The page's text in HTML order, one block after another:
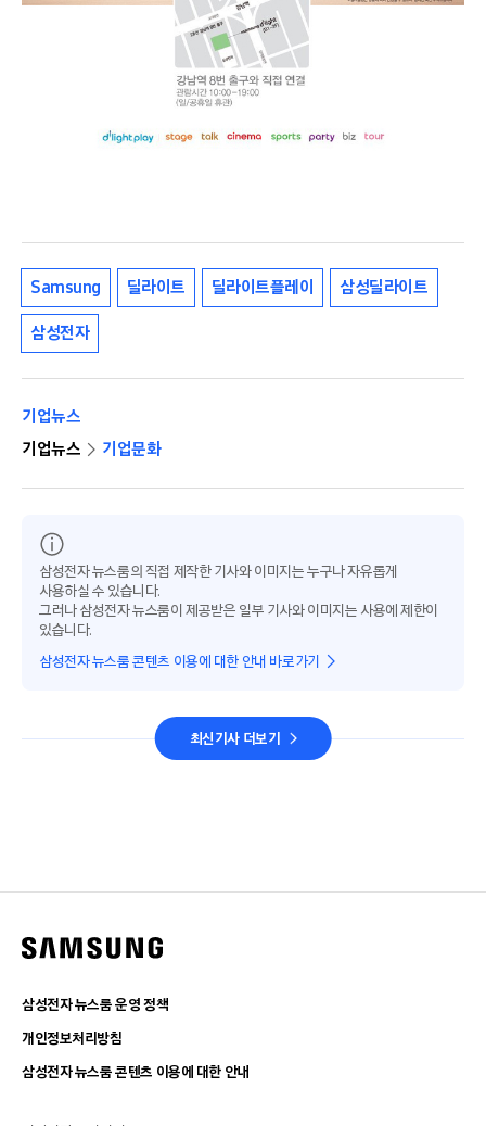
Samsung 딜라이트 딜라이트플레이 삼성딜라이트
삼성전자
기업뉴스
기업뉴스
기업문화
삼성전자 뉴스룸의 직접 제작한 기사와 이미지는 누구나 자유롭게
사용하실 수 있습니다.
그러나 삼성전자 뉴스룸이 제공받은 일부 기사와 이미지는 사용에 제한이
있습니다.
삼성전자 뉴스룸 콘텐츠 이용에 대한 안내 바로가기
최신기사 더보기
삼성전자 뉴스룸 운영 정책
개인정보처리방침
삼성전자 뉴스룸 콘텐츠 이용에 대한 안내